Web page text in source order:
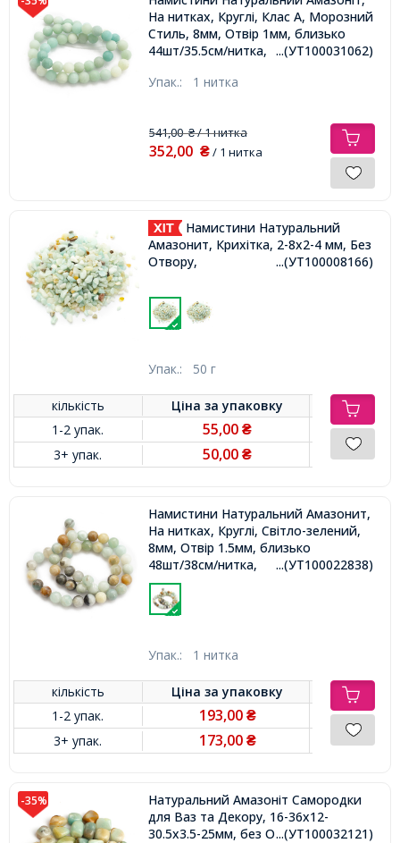
На нитках, Круглі, Клас А, Морозний
Стиль, 8мм, Отвір 1мм, близько
44шт/35.5см/нитка, ...(УТ100031062)
Упак.: 1 нитка
541,00₴/ 1 нитка
352,00 ₴/ 1 нитка
Намистини Натуральний
Амазонит, Крихітка, 2-8x2-4 мм, Без
Отвору,
...(УТ100008166)
Упак.: 50 г
кількість Ціна заупаковку
1-2 упак.
55,00₴
3+ упак. 50,00₴
Намистини Натуральний Амазонит,
На нитках, Круглі, Світло-зелений,
8мм, Отвір 1.5мм, близько
48шт/38см/нитка,
...(УТ100022838)
Упак.: 1 нитка
кількість Ціна заупаковку
1-2 упак.
193,00 ₴
3+ упак. 173,00 ₴
-35%
Натуральний Амазоніт Самородки
для Ваз та Декору, 16-36x12-
30.5x3.5-25мм, без Отвору,...(УТ100032121)